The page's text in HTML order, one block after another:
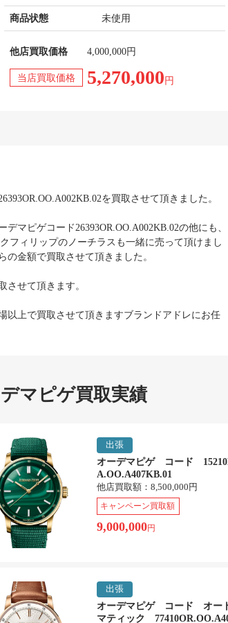
商品状態 未使用
他店買取価格 4,000,000円
当店買取価格 5,270,000 円
を買取させて頂きました。
マピゲコード26393OR.OO.A002KB.02の他にも、
フィリップのノーチラスも一緒に売って頂けまし
の金額で買取させて頂きました。
させて頂きます。
以上で買取させて頂きますブランドアドレにお任
マピゲ買取実績
出張
オーデマピゲ コード
A.OO.A407KB.01
他店買取額： 8,500,000円
キャンペーン買取額
9,000,000円
出張
オーデマピゲ コード オー
マティック